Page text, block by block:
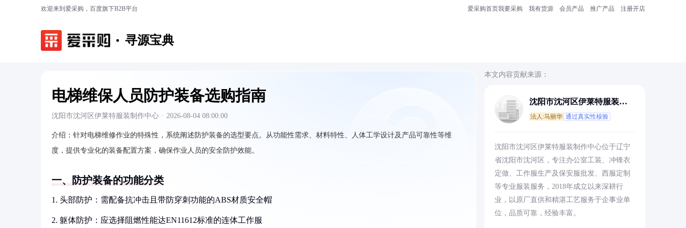
欢迎来到爱采购，百度旗下B2B平台 爱采购首页我要采购 我有货源 会员产品 推广产品 注册开店
寻源宝典
电梯维保人员防护装备选购指南
沈阳市沈河区伊莱特服装制作中心 · 2026-08-04 08:00:00
介绍： 针对电梯维修作业的特殊性，系统阐述防护装备的选型要点。从功能性需求、材料特性、人体工学设计及产品可靠性等维
度，提供专业化的装备配置方案，确保作业人员的安全防护效能。
一、防护装备的功能分类
1. 头部防护：需配备抗冲击且带防穿刺功能的ABS材质安全帽
2. 躯体防护：应选择阻燃性能达EN11612标准的连体工作服
本文内容贡献来源：
沈阳市沈河区伊莱特服装制
法人:马丽华 通过真实性核验
沈阳市沈河区伊莱特服装制作中心位于辽宁
省沈阳市沈河区，专注办公室工装、冲锋衣
定做、工作服生产及保安服批发、西服定制
等专业服装服务，2018年成立以来深耕行
业，以原厂直供和精湛工艺服务于企事业单
位，品质可靠，经验丰富。